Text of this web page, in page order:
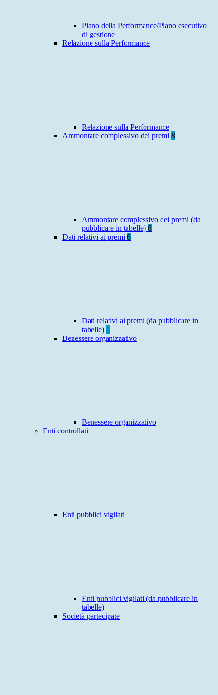
Piano della Performance/Piano esecutivo
di gestione
Relazione sulla Performance
Relazione sulla Performance
Ammontare complessivo dei premi 8
Ammontare complessivo dei premi (da
pubblicare in tabelle) 8
Dati relativi ai premi 6
Dati relativi ai premi (da pubblicare in
tabelle) 5
Benessere organizzativo
Benessere organizzativo
Enti controllati
Enti pubblici vigilati
Enti pubblici vigilati (da pubblicare in
tabelle)
Società partecipate